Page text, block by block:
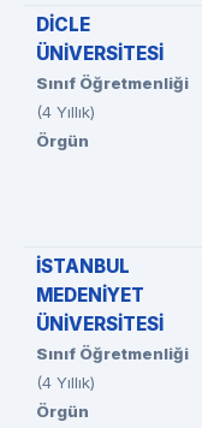
DİCLE
ÜNİVERSİTESİ
Sınıf Öğretmenliği
(4 Yıllık)
Örgün
İSTANBUL
MEDENİYET
ÜNİVERSİTESİ
Sınıf Öğretmenliği
(4 Yıllık)
Örgün